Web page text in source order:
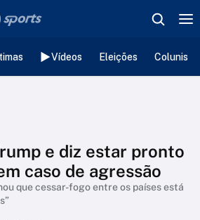
Vídeos Eleições
e diz estar pronto
caso de agressão
que cessar-fogo entre os países está